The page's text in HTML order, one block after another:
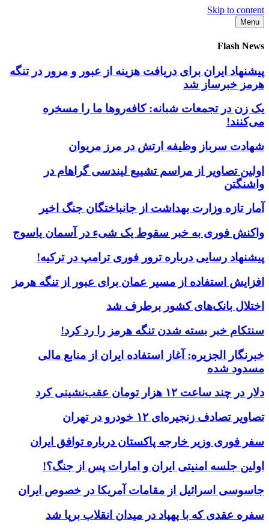
Skip to content
Menu
Flash News
پیشنهاد ایران برای دریافت هزینه از عبور و مرور در تنگه
هرمز خبرساز شد
یک زن در تجمعات شبانه: کافه‌روها ما را مسخره
می‌کنند!
شهادت سرباز وظیفه ارتش در مرز مریوان
اولین تصاویر از مراسم تشییع لیندسی گراهام در
واشنگتن
آمار تازه وزارت بهداشت از جانباختگان جنگ اخیر
واکنش فوری به خبر سقوط یک شیء در آسمان یاسوج
پیشنهاد رسایی درباره ترور فوری ترامپ در ترکیه!
افزایش استفاده از مسیر عمان برای عبور از تنگه هرمز
اختلال بانک‌های کشور برطرف شد
سنتکام خبر بسته شدن تنگه هرمز را رد کرد!
خبرنگار الجزیره: آغاز استفاده ایران از منابع مالی
مسدود شده
دلار در چند ساعت ۱۲ هزار تومان عقب‌نشینی کرد
تصاویر تصادف زنجیره‌ای ۱۲ خودرو در تهران
سفر فوری وزیر خارجه پاکستان درباره توافق ایران
اولین جلسه امنیتی ایران و امارات پس از جنگ؟!
جاسوسی اسرائیل از مقامات آمریکا در خصوص ایران
سفره عقدی که با پهپاد در میدان انقلاب برپا شد